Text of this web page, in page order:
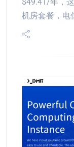
机房套餐，电